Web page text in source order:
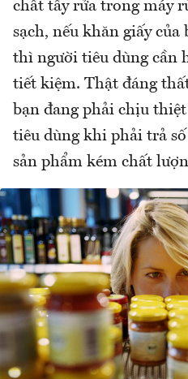
chất tẩy rửa trong máy
sạch, nếu khăn giấy
thì người tiêu dùng cần
tiết kiệm. Thật đáng
bạn đang phải chịu
tiêu dùng khi phải trả
sản phẩm kém chất